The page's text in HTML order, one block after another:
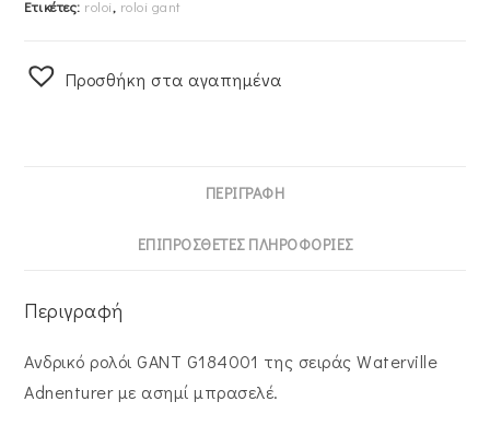
Ετικέτες: roloi, roloi gant
Προσθήκη στα αγαπημένα
ΠΕΡΙΓΡΑΦΉ
ΕΠΙΠΡΌΣΘΕΤΕΣ ΠΛΗΡΟΦΟΡΊΕΣ
Περιγραφή
Ανδρικό ρολόι GANT G184001 της σειράς Waterville
Adnenturer με ασημί μπρασελέ.